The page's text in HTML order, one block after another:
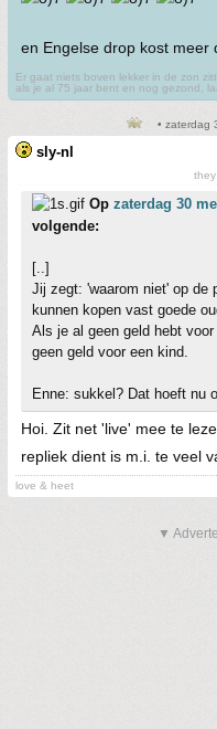
en Engelse drop kost meer
Er gaat niets boven lekker in de zon
als je al 75 jaar bent en nog gezond,
• zaterdag
sly-nl
Op zaterdag 30
volgende:
[..]
Jij zegt: 'waarom niet' op de
kunnen kopen vast goede
Als je al geen geld hebt
geen geld voor een kind.
Enne: sukkel? Dat hoeft nu
Hoi. Zit net 'live' mee te
repliek dient is m.i. te veel
love & heet
▼